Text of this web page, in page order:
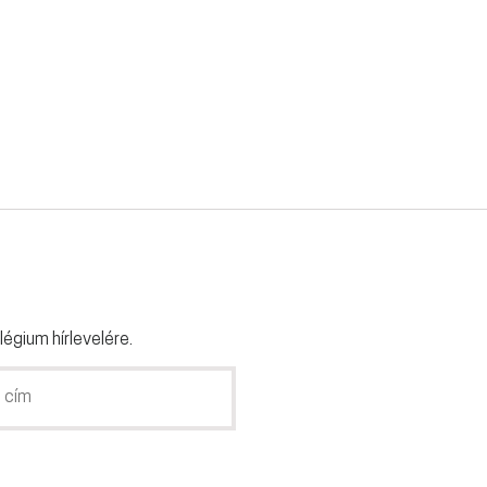
hírlevelére.